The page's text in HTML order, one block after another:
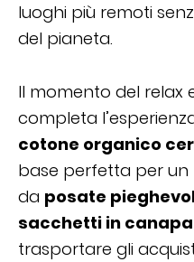
luoghi più remoti
del pianeta.
Il momento del relax
completa
cotone organico
base perfetta per
da posate
sacchetti in canapa
trasportare gli